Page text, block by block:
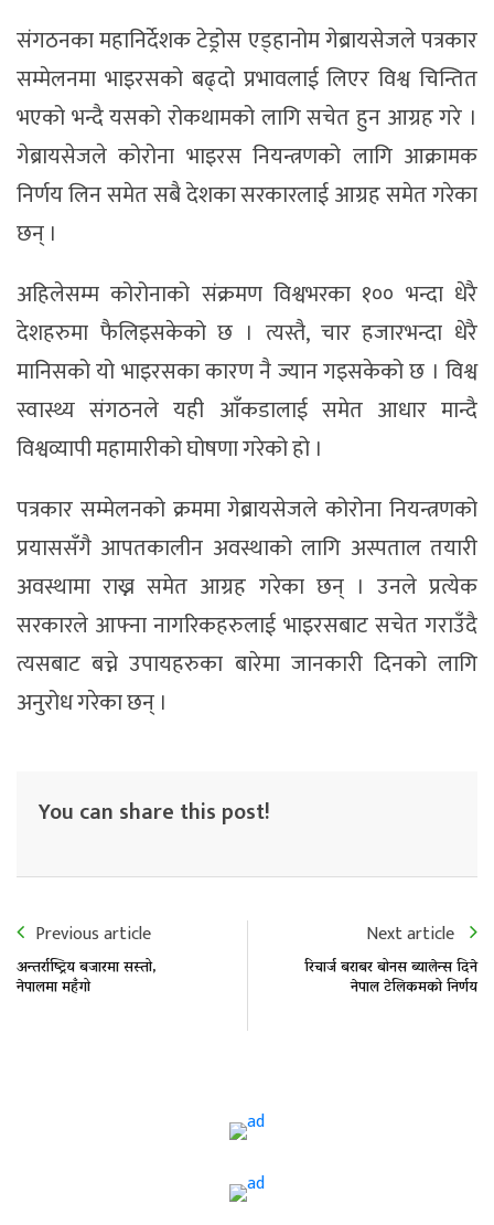
संगठनका महानिर्देशक टेड्रोस एड्हानोम गेब्रायसेजले पत्रकार
सम्मेलनमा भाइरसको बढ्दो प्रभावलाई लिएर विश्व चिन्तित
भएको भन्दै यसको रोकथामको लागि सचेत हुन आग्रह गरे ।
गेब्रायसेजले कोरोना भाइरस नियन्त्रणको लागि आक्रामक
निर्णय लिन समेत सबै देशका सरकारलाई आग्रह समेत गरेका
छन् ।
अहिलेसम्म कोरोनाको संक्रमण विश्वभरका १०० भन्दा धेरै
देशहरुमा फैलिइसकेको छ । त्यस्तै, चार हजारभन्दा धेरै
मानिसको यो भाइरसका कारण नै ज्यान गइसकेको छ । विश्व
स्वास्थ्य संगठनले यही आँकडालाई समेत आधार मान्दै
विश्वव्यापी महामारीको घोषणा गरेको हो ।
पत्रकार सम्मेलनको क्रममा गेब्रायसेजले कोरोना नियन्त्रणको
प्रयाससँगै आपतकालीन अवस्थाको लागि अस्पताल तयारी
अवस्थामा राख्न समेत आग्रह गरेका छन् । उनले प्रत्येक
सरकारले आफ्ना नागरिकहरुलाई भाइरसबाट सचेत गराउँदै
त्यसबाट बच्ने उपायहरुका बारेमा जानकारी दिनको लागि
अनुरोध गरेका छन् ।
You can share this post!
Previous article
अन्तर्राष्ट्रिय बजारमा सस्तो,
नेपालमा महँगो
Next article
रिचार्ज बराबर बोनस ब्यालेन्स दिने
नेपाल टेलिकमको निर्णय